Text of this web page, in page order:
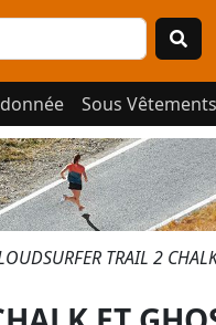
Sous Vêtements
TRAIL 2